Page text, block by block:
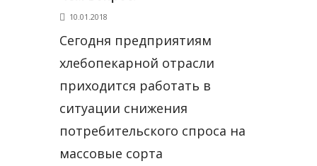
10.01.2018
Сегодня предприятиям
хлебопекарной отрасли
приходится работать в
ситуации снижения
потребительского спроса на
массовые сорта